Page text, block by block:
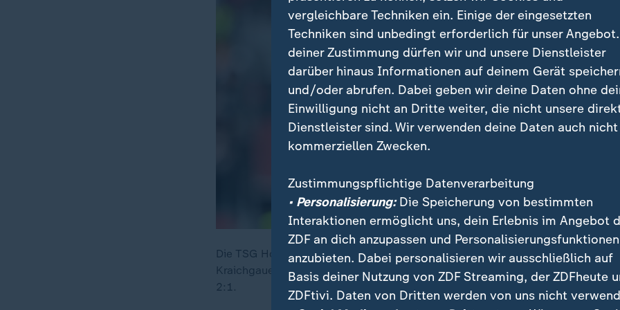
Die TSG Hoffenheim hat für die größte Überraschung des ersten Spieltags
Kraichgauer drehten gegen Bayer Leverkusen einen frühen Rückstand und
2:1.
vergleichbare Techniken ein. Einige der eingesetzten
Techniken sind unbedingt erforderlich für unser
deiner Zustimmung dürfen wir und unsere Dienstleister
darüber hinaus Informationen auf deinem Gerät
und/oder abrufen. Dabei geben wir deine Daten ohne
Einwilligung nicht an Dritte weiter, die nicht unsere
Dienstleister sind. Wir verwenden deine Daten auch nicht
kommerziellen Zwecken.
Zustimmungspflichtige Datenverarbeitung
• Personalisierung:Die Speicherung von bestimmten
Interaktionen ermöglicht uns, dein Erlebnis im Angebot
ZDF an dich anzupassen und Personalisierungsfunktionen
anzubieten. Dabei personalisieren wir ausschließlich auf
Basis deiner Nutzung von ZDF Streaming, der ZDFheute
ZDFtivi. Daten von Dritten werden von uns nicht